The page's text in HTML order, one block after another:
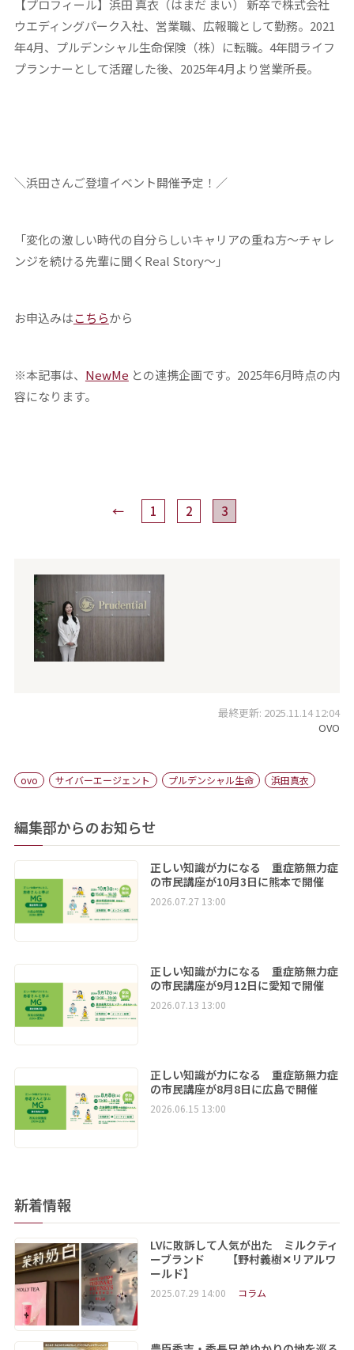
【プロフィール】浜田 真衣（はまだ まい） 新卒で株式会社
ウエディングパーク入社、営業職、広報職として勤務。2021
年4月、プルデンシャル生命保険（株）に転職。4年間ライフ
プランナーとして活躍した後、2025年4月より営業所長。
＼浜田さんご登壇イベント開催予定！／
「変化の激しい時代の自分らしいキャリアの重ね方～チャレ
ンジを続ける先輩に聞くReal Story～」
お申込みはこちらから
※本記事は、 NewMe との連携企画です。2025年6月時点の内
容になります。
← 1 2 3
最終更新: 2025.11.14 12:04
OVO
ovo サイバーエージェント プルデンシャル生命 浜田真衣
編集部からのお知らせ
正しい知識が力になる 重症筋無力症
の市民講座が10月3日に熊本で開催
2026.07.27 13:00
正しい知識が力になる 重症筋無力症
の市民講座が9月12日に愛知で開催
2026.07.13 13:00
正しい知識が力になる 重症筋無力症
の市民講座が8月8日に広島で開催
2026.06.15 13:00
新着情報
LVに敗訴して人気が出た ミルクティ
ーブランド 【野村義樹✕リアルワ
ールド】
2025.07.29 14:00 コラム